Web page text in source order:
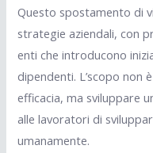
Questo spostamento di
strategie aziendali, con
enti che introducono
dipendenti. L’scopo non
efficacia, ma sviluppare
alle lavoratori di
umanamente.